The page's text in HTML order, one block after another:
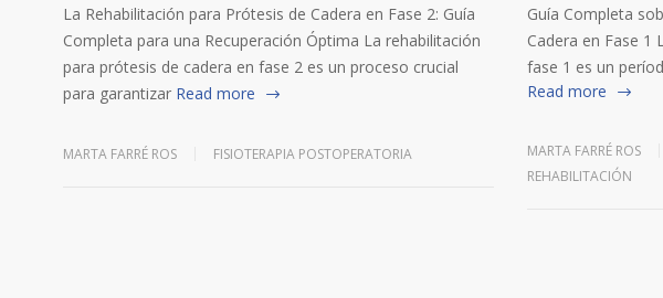
La Rehabilitación para Prótesis de Cadera en Fase 2: Guía
Completa para una Recuperación Óptima La rehabilitación
para prótesis de cadera en fase 2 es un proceso crucial
para garantizar Read more
MARTA FARRÉ ROS FISIOTERAPIA POSTOPERATORIA
Guía Completa
Cadera en Fase 1
fase 1 es un
Read more
MARTA FARRÉ ROS
REHABILITACIÓN